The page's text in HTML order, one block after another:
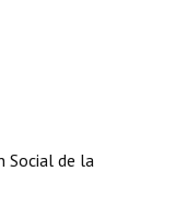
Social de la